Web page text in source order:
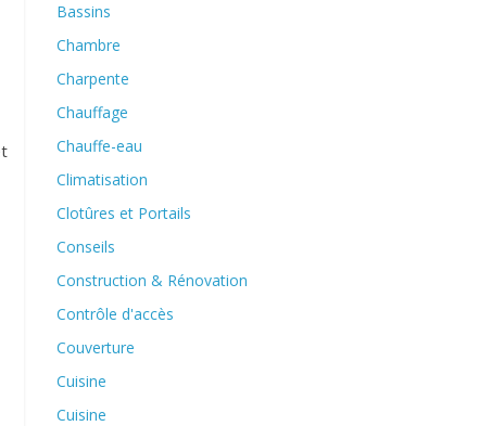
Bassins
Chambre
Charpente
Chauffage
Chauffe-eau
Climatisation
Clotûres et Portails
Conseils
Construction & Rénovation
Contrôle d'accès
Couverture
Cuisine
Cuisine